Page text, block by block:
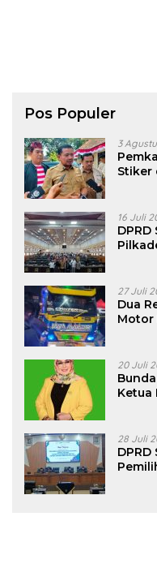
Pos Populer
3
Stiker
16 Juli
27 Juli
Dua
Motor
20 Juli
Ketua
28 Juli